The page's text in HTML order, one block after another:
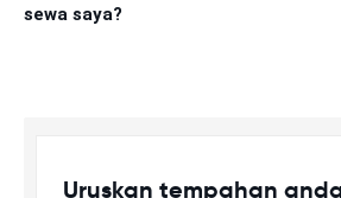
sewa saya?
Uruskan tempahan